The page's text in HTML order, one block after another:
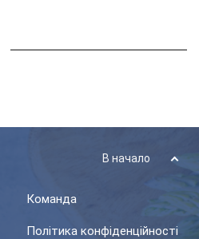
В начало
Команда
Політика конфіденційності